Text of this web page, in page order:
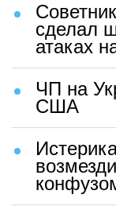
сделал
атаках
ЧП на
США